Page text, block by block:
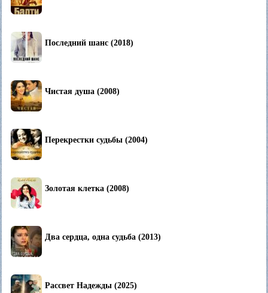
Последний шанс (2018)
Чистая душа (2008)
Перекрестки судьбы (2004)
Золотая клетка (2008)
Два сердца, одна судьба (2013)
Рассвет Надежды (2025)